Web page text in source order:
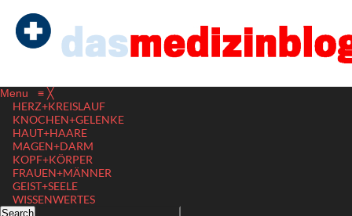
Menu ≡ ╳
HERZ+KREISLAUF
KNOCHEN+GELENKE
HAUT+HAARE
MAGEN+DARM
KOPF+KÖRPER
FRAUEN+MÄNNER
GEIST+SEELE
WISSENWERTES